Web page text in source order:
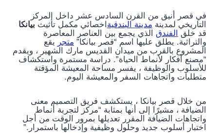
في قصر أنيق من القرن السادس عشر داخل المركز
التاريخي لمدينة مدينة البندقية اخصائي مكمل تأثيث بيانكا
قد خلق
الفندق الذي يجمع بين العناصر المعاصرة
والتراثية. يطلق عليها اسم “قصر بيانكا” متجر يقع
المشروع بالقرب من ميدان القديس مارك الشهير ، ويقدم
“مصنع أفكار لأنماط الحياة”. دراسة مستمرة واستكشاف
للأسلوب والوظيفة ، يفسر مساحة المعيشة المؤقتة
متطلبات واتجاهات السفر والمعيشة اليوم.
من خلال قصر بيانكا ، يستكشف فريق التصميم معنى
الضيافة ، مشيرًا إلى أنها بمثابة “مركز لتجربة أنماط
واتجاهات الضيافة المقرر تعديلها بمرور الوقت من أجل
اختبار أسلوب جديد وحلول وظيفية وإدخالها باستمرار.”